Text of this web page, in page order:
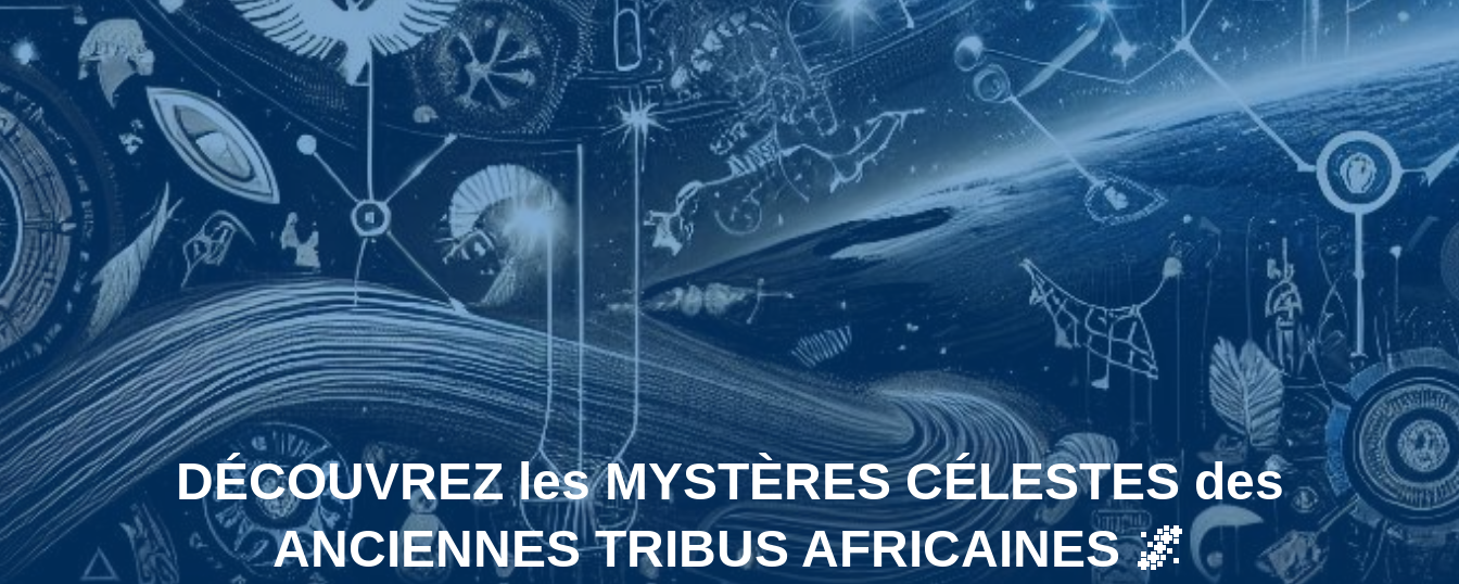
DÉCOUVREZ les MYSTÈRES CÉLESTES des
ANCIENNES TRIBUS AFRICAINES 🌌